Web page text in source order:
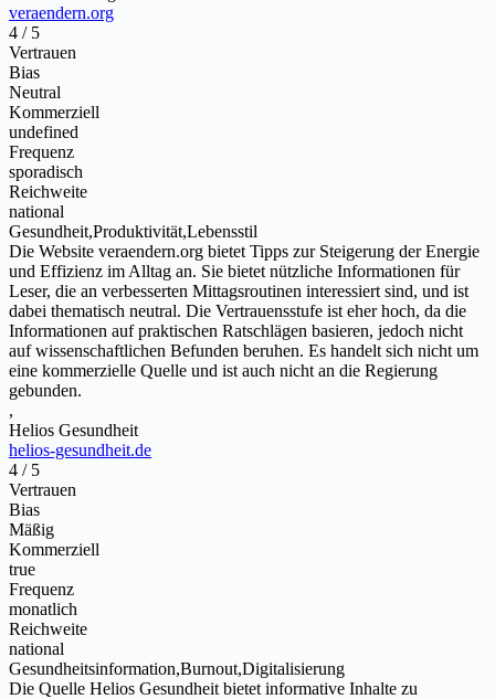
veraendern.org
4 / 5
Vertrauen
Bias
Neutral
Kommerziell
undefined
Frequenz
sporadisch
Reichweite
national
Gesundheit,Produktivität,Lebensstil
Die Website veraendern.org bietet Tipps zur Steigerung der Energie
und Effizienz im Alltag an. Sie bietet nützliche Informationen für
Leser, die an verbesserten Mittagsroutinen interessiert sind, und ist
dabei thematisch neutral. Die Vertrauensstufe ist eher hoch, da die
Informationen auf praktischen Ratschlägen basieren, jedoch nicht
auf wissenschaftlichen Befunden beruhen. Es handelt sich nicht um
eine kommerzielle Quelle und ist auch nicht an die Regierung
gebunden.
,
Helios Gesundheit
helios-gesundheit.de
4 / 5
Vertrauen
Bias
Mäßig
Kommerziell
true
Frequenz
monatlich
Reichweite
national
Gesundheitsinformation,Burnout,Digitalisierung
Die Quelle Helios Gesundheit bietet informative Inhalte zu